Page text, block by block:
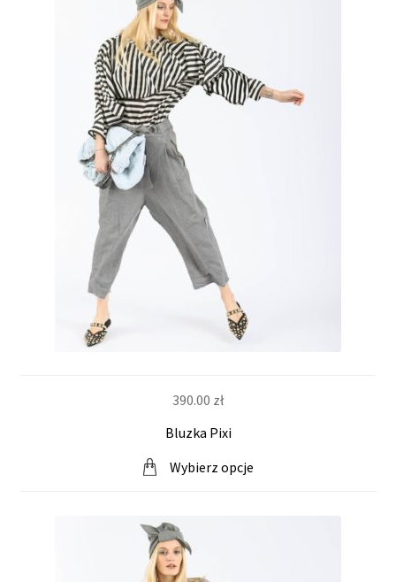
k
p
i
n
r
n
Wybierz opcje
390.00 zł
Bluzka Pixi